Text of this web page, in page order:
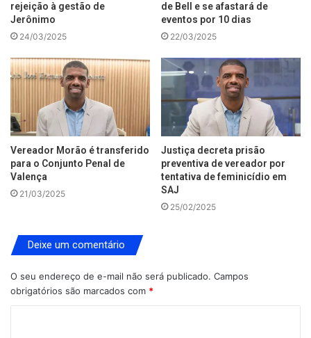
rejeição à gestão de
Jerônimo
24/03/2025
de Bell e se afastará de
eventos por 10 dias
22/03/2025
Vereador Morão é transferido
para o Conjunto Penal de
Valença
21/03/2025
Justiça decreta prisão
preventiva de vereador por
tentativa de feminicídio em
SAJ
25/02/2025
Deixe um comentário
O seu endereço de e-mail não será publicado. Campos
obrigatórios são marcados com *